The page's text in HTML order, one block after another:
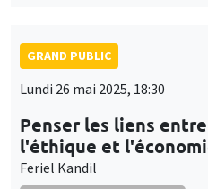
GRAND PUBLIC
Lundi 26 mai 2025, 18:30
Penser les liens
l'éthique et
Feriel Kandil